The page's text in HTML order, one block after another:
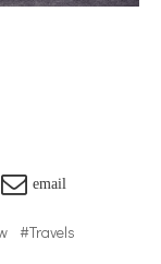
email
#Travels